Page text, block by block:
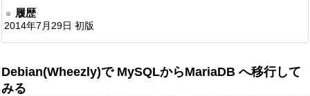
履歴
2014年7月29日 初版
Debian(Wheezly)で MySQLからMariaDB へ移行して
みる